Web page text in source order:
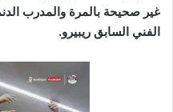
غير صحيحة بالمرة والمدرب
الفني السابق ريبيرو.